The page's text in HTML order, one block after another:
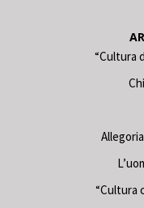
“Cultura
“Cultura